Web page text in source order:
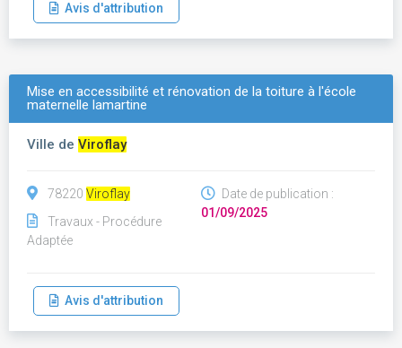
Avis d'attribution
Mise en accessibilité et rénovation de la toiture à l'école
maternelle lamartine
Ville de Viroflay
78220 Viroflay
Travaux - Procédure
Adaptée
Date de publication :
01/09/2025
Avis d'attribution